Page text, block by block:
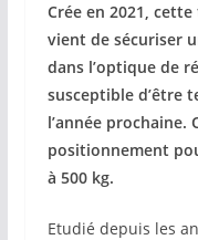
Crée en 2021,
vient de sécuriser
dans l’optique de
susceptible d’être
l’année prochaine.
positionnement
à 500 kg.
Etudié depuis les